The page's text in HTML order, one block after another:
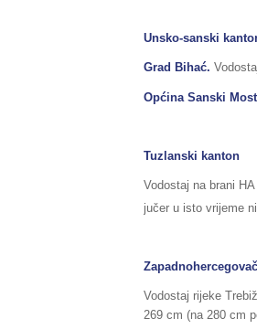
Unsko-sanski
Grad Bihać.
Općina Sanski
Tuzlanski kanton
Vodostaj na brani
jučer u isto vrijeme
Vodostaj rijeke
269 cm (na 280 cm